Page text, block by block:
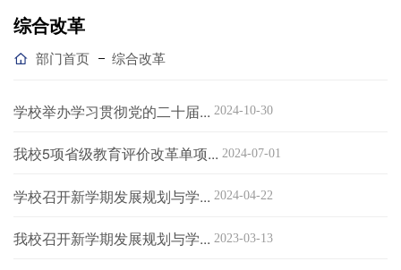
非学历教育
高教研究
教育统计
综合改革
部门首页 综合改革
学校举办学习贯彻党的二十届... 2024-10-30
我校5项省级教育评价改革单项... 2024-07-01
学校召开新学期发展规划与学... 2024-04-22
我校召开新学期发展规划与学... 2023-03-13